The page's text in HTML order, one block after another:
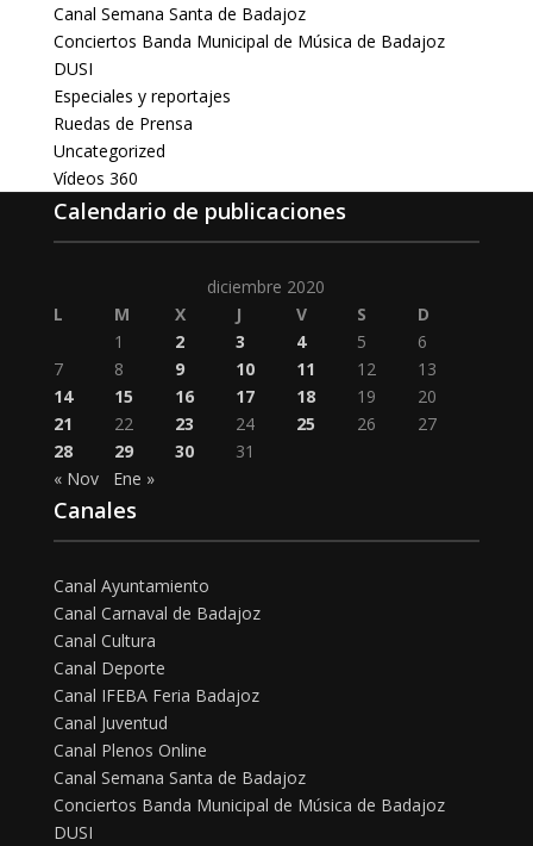
Canal Semana Santa de Badajoz
Conciertos Banda Municipal de Música de Badajoz
DUSI
Especiales y reportajes
Ruedas de Prensa
Uncategorized
Vídeos 360
Calendario de publicaciones
diciembre 2020
L
M X J V S
D
1
2 3 4 5
6
7
8 9 10 11 12
13
14
15 16 17 18 19
20
21
22 23 24 25 26
27
28
29 30
31
« Nov
Ene »
Canales
Canal Ayuntamiento
Canal Carnaval de Badajoz
Canal Cultura
Canal Deporte
Canal IFEBA Feria Badajoz
Canal Juventud
Canal Plenos Online
Canal Semana Santa de Badajoz
Conciertos Banda Municipal de Música de Badajoz
DUSI